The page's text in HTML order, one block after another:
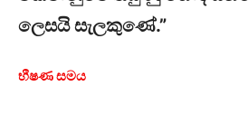
ලෙසයි සැලකුණේ.”
භීෂණ සමය